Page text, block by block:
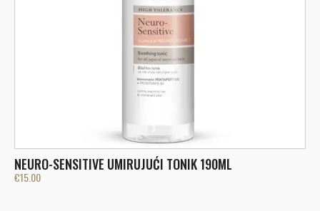
NEURO-SENSITIVE UMIRUJUĆI TONIK 190ML
€15.00